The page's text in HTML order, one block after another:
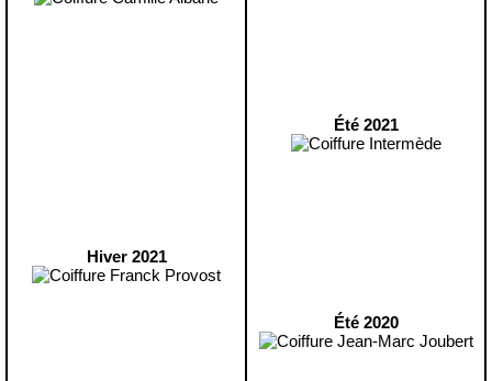
Hiver 2021
Été 2021
Été 2020